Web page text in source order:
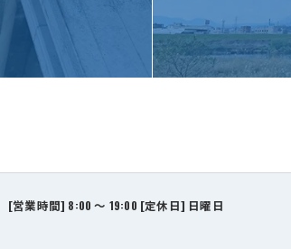
[営業時間] 8:00 ～ 19:00 [定休日] 日曜日